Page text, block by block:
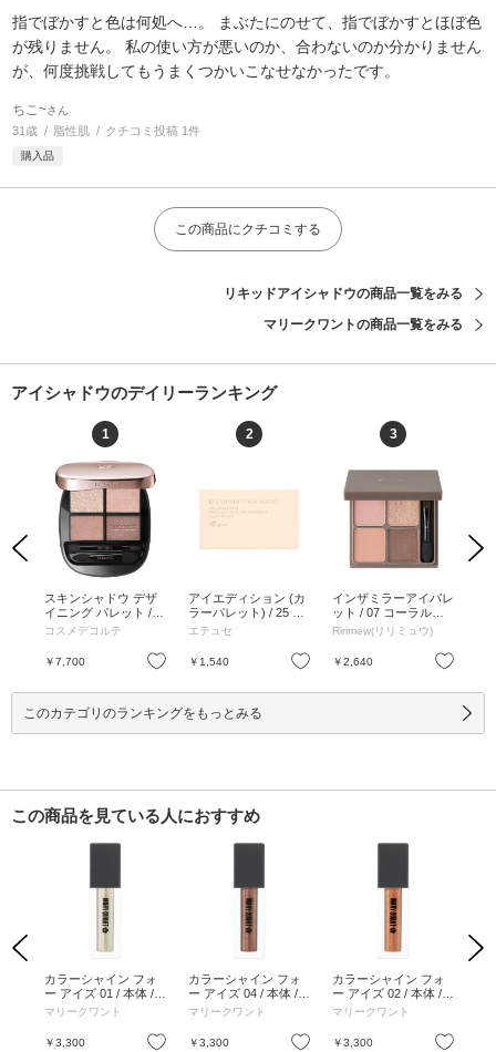
指でぼかすと色は何処へ…。 まぶたにのせて、指でぼかすとほぼ色
が残りません。 私の使い方が悪いのか、合わないのか分かりません
が、何度挑戦してもうまくつかいこなせなかったです。
ちこ~さん
31歳 脂性肌 クチコミ投稿 1件
購入品
この商品にクチコミする
リキッドアイシャドウの商品一覧をみる
マリークワントの商品一覧をみる
アイシャドウのデイリーランキング
Previous
お気に入り
1
スキンシャドウ デザ
イニング パレット / 1
1 prism chocolate / 5g
5g
コスメデコルテ
￥7,700 お気に入り
2
アイエディション (カ
ラーパレット) / 25 シ
ーグラスベージュ / 3.
シーグラスベージュ /
3.8g
エテュセ
￥1,540 お気に入り
3
インザミラーアイパレ
ット / 07 コーラルバ
ニラ / 72g / 本体 / 07
コーラルバニラ / 72g
Ririmew(リリミュウ)
￥2,640
Next
このカテゴリのランキングをもっとみる
この商品を見ている人におすすめ
Previous
お気に入り
カラーシャイン フォ
ー アイズ 01 / 本体 / 0
1
マリークワント
￥3,300 お気に入り
カラーシャイン フォ
ー アイズ 04 / 本体 / 0
4
マリークワント
￥3,300 お気に入り
カラーシャイン フォ
ー アイズ 02 / 本体 / 0
2
マリークワント
￥3,300
Next